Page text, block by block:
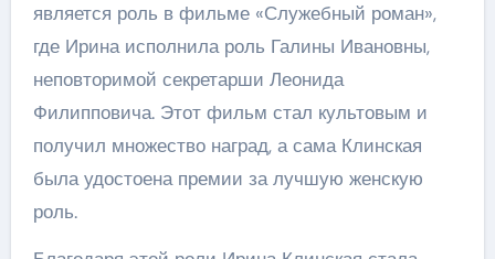
является роль в фильме «Служебный роман»,
где Ирина исполнила роль Галины Ивановны,
неповторимой секретарши Леонида
Филипповича. Этот фильм стал культовым и
получил множество наград, а сама Клинская
была удостоена премии за лучшую женскую
роль.